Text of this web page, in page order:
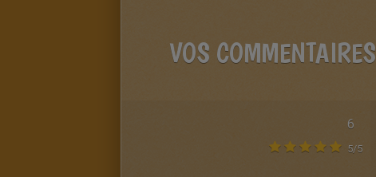
VOS COMMENTAIRES
6
5/5